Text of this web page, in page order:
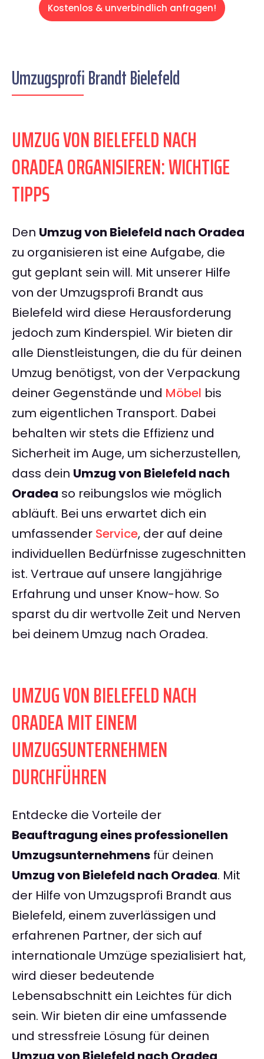
Kostenlos & unverbindlich anfragen!
Umzugsprofi Brandt Bielefeld
UMZUG VON BIELEFELD NACH
ORADEA ORGANISIEREN: WICHTIGE
TIPPS
Den Umzug von Bielefeld nach Oradea
zu organisieren ist eine Aufgabe, die
gut geplant sein will. Mit unserer Hilfe
von der Umzugsprofi Brandt aus
Bielefeld wird diese Herausforderung
jedoch zum Kinderspiel. Wir bieten dir
alle Dienstleistungen, die du für deinen
Umzug benötigst, von der Verpackung
deiner Gegenstände und Möbel bis
zum eigentlichen Transport. Dabei
behalten wir stets die Effizienz und
Sicherheit im Auge, um sicherzustellen,
dass dein Umzug von Bielefeld nach
Oradea so reibungslos wie möglich
abläuft. Bei uns erwartet dich ein
umfassender Service, der auf deine
individuellen Bedürfnisse zugeschnitten
ist. Vertraue auf unsere langjährige
Erfahrung und unser Know-how. So
sparst du dir wertvolle Zeit und Nerven
bei deinem Umzug nach Oradea.
UMZUG VON BIELEFELD NACH
ORADEA MIT EINEM
UMZUGSUNTERNEHMEN
DURCHFÜHREN
Entdecke die Vorteile der
Beauftragung eines professionellen
Umzugsunternehmens für deinen
Umzug von Bielefeld nach Oradea. Mit
der Hilfe von Umzugsprofi Brandt aus
Bielefeld, einem zuverlässigen und
erfahrenen Partner, der sich auf
internationale Umzüge spezialisiert hat,
wird dieser bedeutende
Lebensabschnitt ein Leichtes für dich
sein. Wir bieten dir eine umfassende
und stressfreie Lösung für deinen